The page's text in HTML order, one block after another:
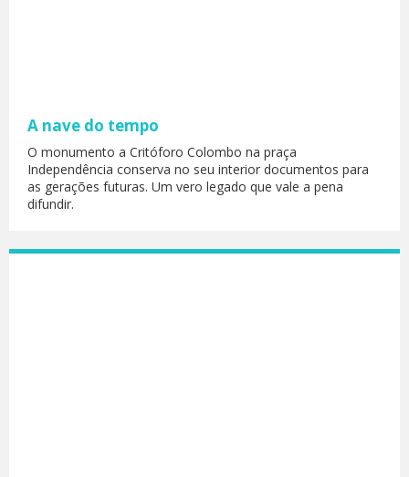
A nave do tempo
O monumento a Critóforo Colombo na praça
Independência conserva no seu interior documentos para
as gerações futuras. Um vero legado que vale a pena
difundir.